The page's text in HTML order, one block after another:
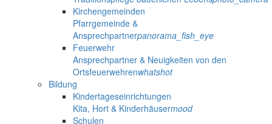
Kirchengemeinden
Pfarrgemeinde &
Ansprechpartnerpanorama_fish_eye
Feuerwehr
Ansprechpartner & Neuigkeiten von den
Ortsfeuerwehrenwhatshot
Bildung
Kindertageseinrichtungen
Kita, Hort & Kinderhäusermood
Schulen